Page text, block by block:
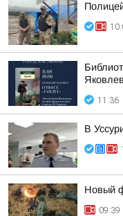
11:36
В
Новый
09:39